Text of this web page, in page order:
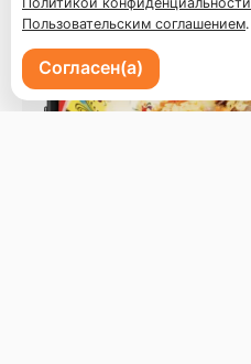
Пользовательским соглашением.
Согласен(а)